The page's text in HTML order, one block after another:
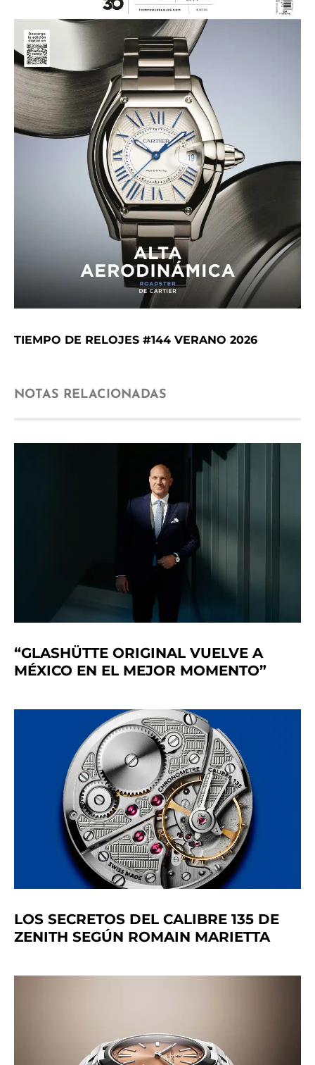
TIEMPO DE RELOJES #144 VERANO 2026
NOTAS RELACIONADAS
“GLASHÜTTE ORIGINAL VUELVE A
MÉXICO EN EL MEJOR MOMENTO”
LOS SECRETOS DEL CALIBRE 135 DE
ZENITH SEGÚN ROMAIN MARIETTA